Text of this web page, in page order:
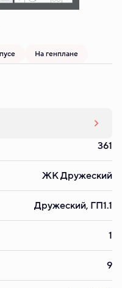
На генплане
361
ЖК Дружеский
Дружеский, ГП1.1
1
9